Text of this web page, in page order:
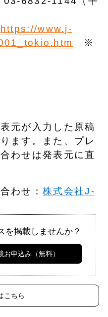
https://www.j-
※
元が入力した原稿
ます。また、プレ
わせは発表元に直
わせ：株式会社J-
を掲載しませんか？
申込み（無料）
こちら